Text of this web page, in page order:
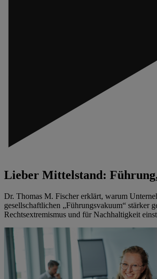
Lieber Mittelstand:
Dr. Thomas M. Fischer erklärt, warum
gesellschaftlichen „Führungsvakuum“ stärker
Rechtsextremismus und für Nachhaltigkeit